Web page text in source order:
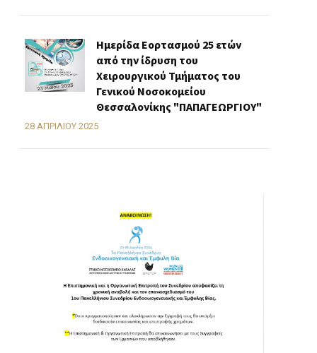
Ημερίδα Εορτασμού 25 ετών
από την ίδρυση του
Χειρουργικού Τμήματος του
Γενικού Νοσοκομείου
Θεσσαλονίκης "ΠΑΠΑΓΕΩΡΓΙΟΥ"
28 ΑΠΡΙΛΊΟΥ 2025